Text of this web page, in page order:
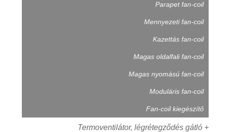
Parapet fan-coil
Mennyezeti fan-coil
Kazettás fan-coil
Magas oldalfali fan-coil
Magas nyomású fan-coil
Moduláris fan-coil
Fan-coil kiegészítő
Termoventilátor, légrétegződés gátló +